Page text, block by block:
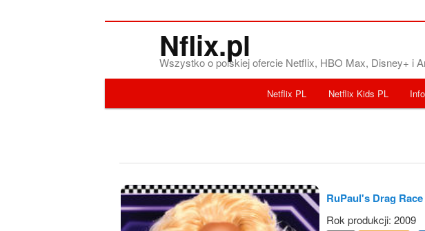
Nflix.pl
Wszystko o polskiej ofercie Netflix, HBO Max, Disney+ i
Netflix Kids PL
Netflix PL
RuPaul's Drag Race
Rok produkcji: 2009